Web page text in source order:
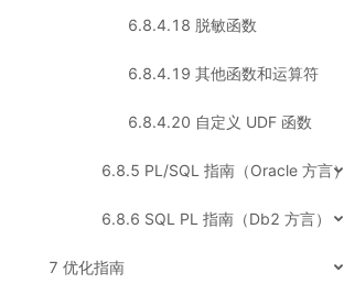
6.8.4.18 脱敏函数
6.8.4.19 其他函数和运算符
6.8.4.20 自定义 UDF 函数
6.8.5 PL/SQL 指南（Oracle 方言）
6.8.6 SQL PL 指南（Db2 方言）
7 优化指南